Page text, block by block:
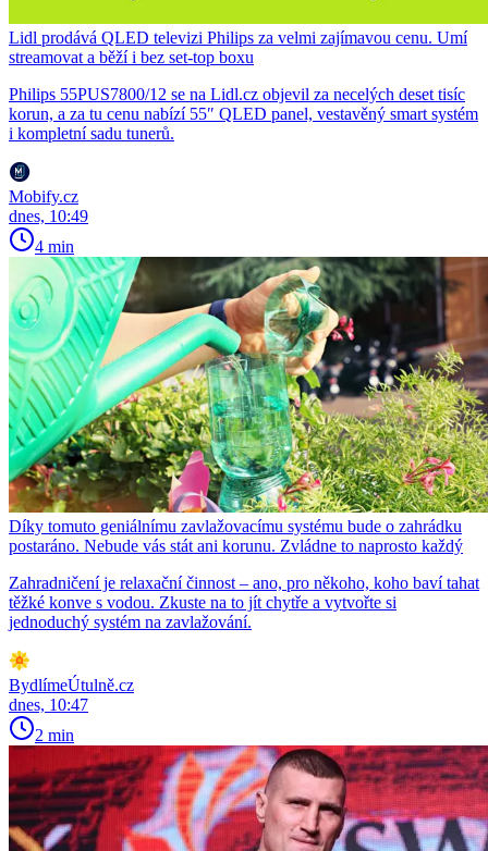
Lidl prodává QLED televizi Philips za velmi zajímavou cenu. Umí
streamovat a běží i bez set-top boxu
Philips 55PUS7800/12 se na Lidl.cz objevil za necelých deset tisíc
korun, a za tu cenu nabízí 55″ QLED panel, vestavěný smart systém
i kompletní sadu tunerů.
Mobify.cz
dnes, 10:49
4 min
Díky tomuto geniálnímu zavlažovacímu systému bude o zahrádku
postaráno. Nebude vás stát ani korunu. Zvládne to naprosto každý
Zahradničení je relaxační činnost – ano, pro někoho, koho baví tahat
těžké konve s vodou. Zkuste na to jít chytře a vytvořte si
jednoduchý systém na zavlažování.
BydlímeÚtulně.cz
dnes, 10:47
2 min